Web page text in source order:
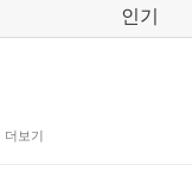
인기
더보기